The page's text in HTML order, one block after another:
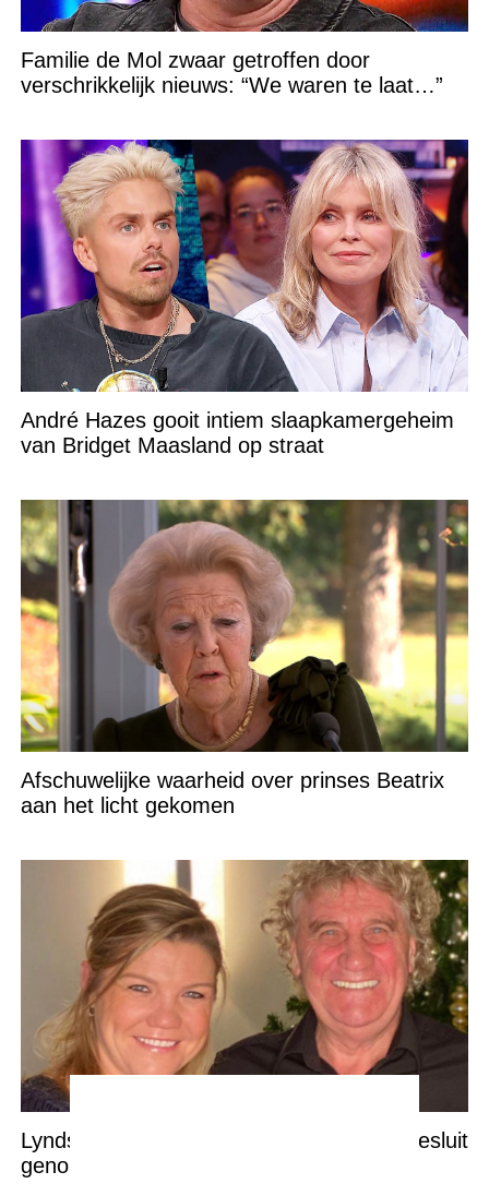
Familie de Mol zwaar getroffen door
verschrikkelijk nieuws: “We waren te laat…”
André Hazes gooit intiem slaapkamergeheim
van Bridget Maasland op straat
Afschuwelijke waarheid over prinses Beatrix
aan het licht gekomen
Lyndsey Pfaff heeft een zeer ingrijpend besluit
genomen: “Het is voorbij”